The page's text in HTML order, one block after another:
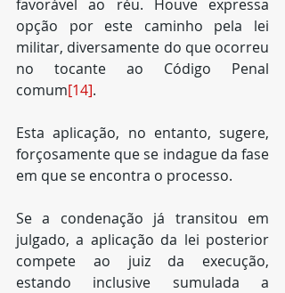
favorável ao réu. Houve expressa
opção por este caminho pela lei
militar, diversamente do que ocorreu
no tocante ao Código Penal
comum[14].
Esta aplicação, no entanto, sugere,
forçosamente que se indague da fase
em que se encontra o processo.
Se a condenação já transitou em
julgado, a aplicação da lei posterior
compete ao juiz da execução,
estando inclusive sumulada a